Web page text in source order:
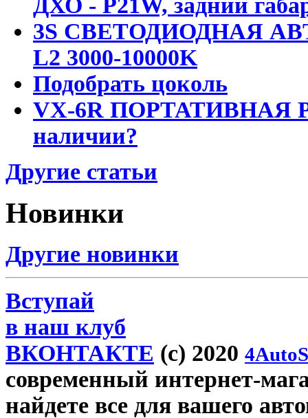
3S СВЕТОДИОДНАЯ
L2 3000-10000K
Подобрать цоколь
VX-6R ПОРТАТИВНАЯ
наличии?
Другие статьи
Новинки
Другие новинки
Вступай
в наш клуб
ВКОНТАКТЕ (c) 2020
современный интернет-
найдете все для вашего